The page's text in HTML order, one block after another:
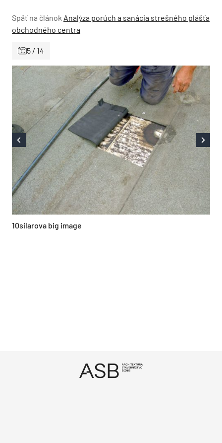
Späť na článok Analýza porúch a sanácia strešného plášťa
obchodného centra
5 / 14
10silarova big image